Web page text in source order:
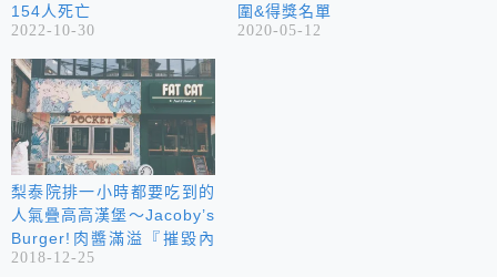
154人死亡
2022-10-30
圍&得獎名單
2020-05-12
梨泰院排一小時都要吃到的
人氣疊高高漢堡～Jacoby’s
Burger!肉醬滿溢『摧毀內
臟漢堡』（내장파괴버거）
2018-12-25